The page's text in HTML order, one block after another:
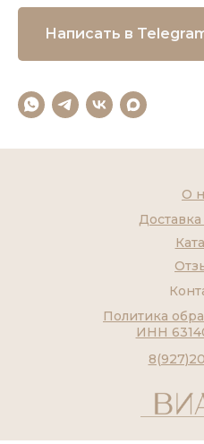
Написать в
О
Доставка
Политика
ИНН